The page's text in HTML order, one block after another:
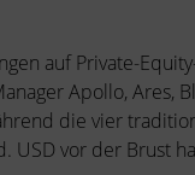
auf Private-
Apollo, Ares,
die vier
USD vor der Brust